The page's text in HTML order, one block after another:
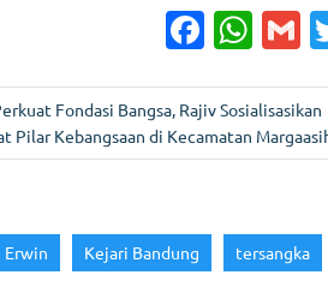
F
a
c
e
o
o
W
h
a
ts
p
p
G
l
Fondasi Bangsa, Rajiv Sosialisasikan
Pilar Kebangsaan di Kecamatan
Erwin Kejari Bandung tersangka